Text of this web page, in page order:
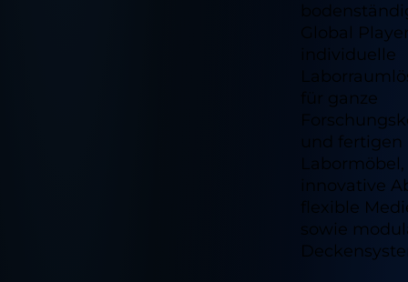
Global
individuelle
für ganze
und
Labormöbel,
innovative
flexible
sowie